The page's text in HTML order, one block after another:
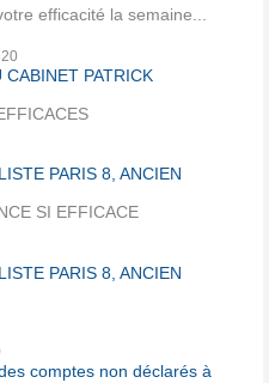
efficacité la semaine...
CABINET PATRICK
PARIS 8, ANCIEN
SI EFFICACE
PARIS 8, ANCIEN
comptes non déclarés à